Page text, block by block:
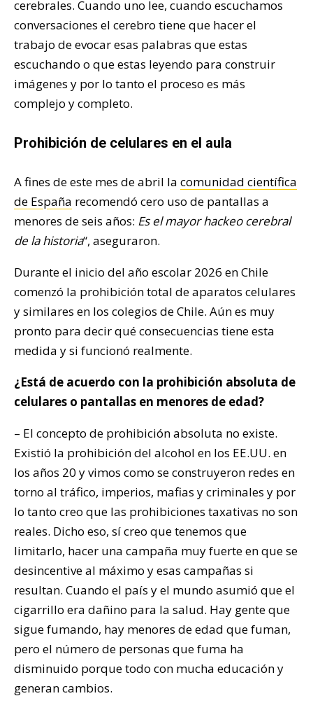
cerebrales. Cuando uno lee, cuando escuchamos
conversaciones el cerebro tiene que hacer el
trabajo de evocar esas palabras que estas
escuchando o que estas leyendo para construir
imágenes y por lo tanto el proceso es más
complejo y completo.
Prohibición de celulares en el aula
A fines de este mes de abril la comunidad científica
de España recomendó cero uso de pantallas a
menores de seis años: Es el mayor hackeo cerebral
de la historia“, aseguraron.
Durante el inicio del año escolar 2026 en Chile
comenzó la prohibición total de aparatos celulares
y similares en los colegios de Chile. Aún es muy
pronto para decir qué consecuencias tiene esta
medida y si funcionó realmente.
¿Está de acuerdo con la prohibición absoluta de
celulares o pantallas en menores de edad?
– El concepto de prohibición absoluta no existe.
Existió la prohibición del alcohol en los EE.UU. en
los años 20 y vimos como se construyeron redes en
torno al tráfico, imperios, mafias y criminales y por
lo tanto creo que las prohibiciones taxativas no son
reales. Dicho eso, sí creo que tenemos que
limitarlo, hacer una campaña muy fuerte en que se
desincentive al máximo y esas campañas si
resultan. Cuando el país y el mundo asumió que el
cigarrillo era dañino para la salud. Hay gente que
sigue fumando, hay menores de edad que fuman,
pero el número de personas que fuma ha
disminuido porque todo con mucha educación y
generan cambios.